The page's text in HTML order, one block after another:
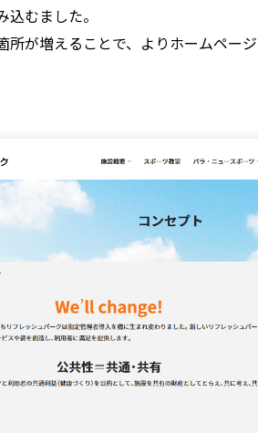
むました。
が増えることで、よりホームページ